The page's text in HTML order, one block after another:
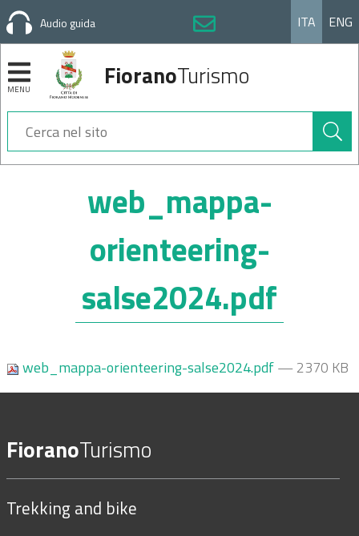
Audio guida ITA ENG
MENU FioranoTurismo
Cerca
nel
sito
web_mappa-
orienteering-
salse2024.pdf
web_mappa-orienteering-salse2024.pdf— 2370 KB
FioranoTurismo
Trekking and bike